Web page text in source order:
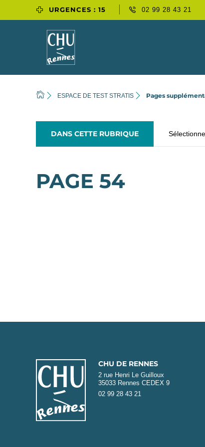
URGENCES : 15 02 99 28 43 21
ESPACE DE TEST STRATIS Pages
DANS CETTE RUBRIQUE
PAGE 54
CHU DE RENNES
2 rue Henri Le Guilloux
35033 Rennes CEDEX 9
02 99 28 43 21